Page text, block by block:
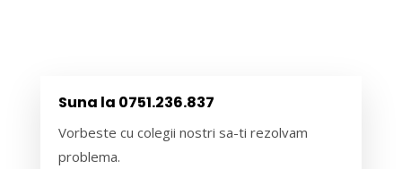
Suna la 0751.236.837
Vorbeste cu colegii nostri sa-ti rezolvam
problema.